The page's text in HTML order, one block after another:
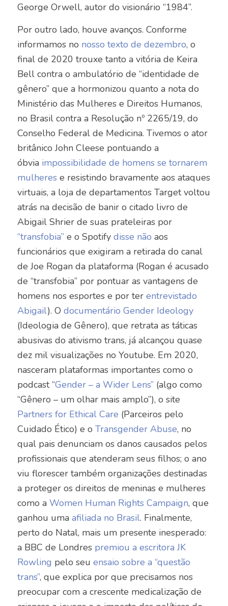
George Orwell, autor do visionário “1984”.
Por outro lado, houve avanços. Conforme
informamos no nosso texto de dezembro, o
final de 2020 trouxe tanto a vitória de Keira
Bell contra o ambulatório de “identidade de
gênero” que a hormonizou quanto a nota do
Ministério das Mulheres e Direitos Humanos,
no Brasil contra a Resolução nº 2265/19, do
Conselho Federal de Medicina. Tivemos o ator
britânico John Cleese pontuando a
óbvia impossibilidade de homens se tornarem
mulherese resistindo bravamente aos ataques
virtuais, a loja de departamentos Target voltou
atrás na decisão de banir o citado livro de
Abigail Shrier de suas prateleiras por
“transfobia” e o Spotify disse não aos
funcionários que exigiram a retirada do canal
de Joe Rogan da plataforma (Rogan é acusado
de “transfobia” por pontuar as vantagens de
homens nos esportes e por ter entrevistado
Abigail). O documentário Gender Ideology
(Ideologia de Gênero), que retrata as táticas
abusivas do ativismo trans, já alcançou quase
dez mil visualizações no Youtube. Em 2020,
nasceram plataformas importantes como o
podcast “Gender – a Wider Lens” (algo como
“Gênero – um olhar mais amplo”), o site
Partners for Ethical Care (Parceiros pelo
Cuidado Ético) e o Transgender Abuse, no
qual pais denunciam os danos causados pelos
profissionais que atenderam seus filhos; o ano
viu florescer também organizações destinadas
a proteger os direitos de meninas e mulheres
como a Women Human Rights Campaign, que
ganhou uma afiliada no Brasil. Finalmente,
perto do Natal, mais um presente inesperado:
a BBC de Londres premiou a escritora JK
Rowling pelo seu ensaio sobre a “questão
trans”, que explica por que precisamos nos
preocupar com a crescente medicalização de